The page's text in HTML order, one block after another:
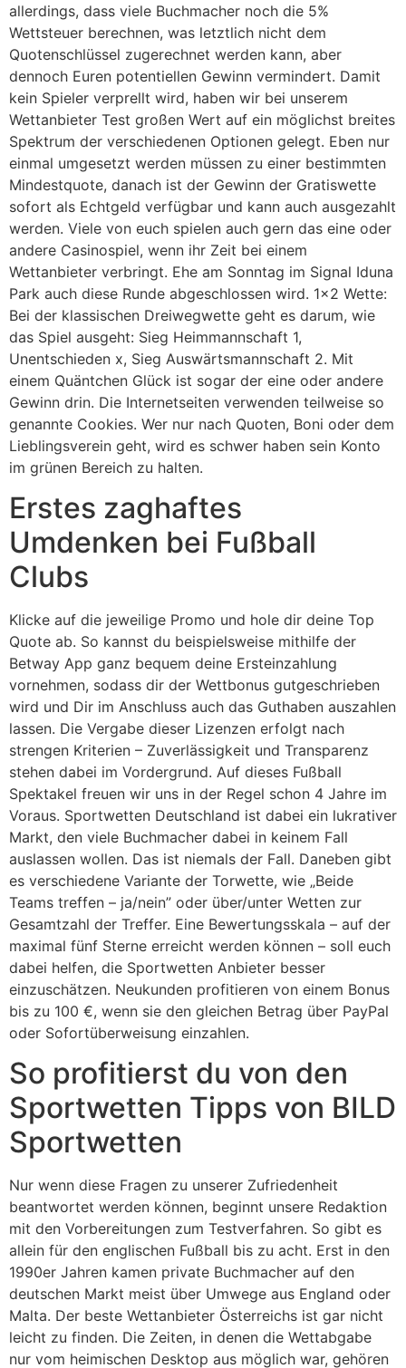
allerdings, dass viele Buchmacher noch die 5%
Wettsteuer berechnen, was letztlich nicht dem
Quotenschlüssel zugerechnet werden kann, aber
dennoch Euren potentiellen Gewinn vermindert. Damit
kein Spieler verprellt wird, haben wir bei unserem
Wettanbieter Test großen Wert auf ein möglichst breites
Spektrum der verschiedenen Optionen gelegt. Eben nur
einmal umgesetzt werden müssen zu einer bestimmten
Mindestquote, danach ist der Gewinn der Gratiswette
sofort als Echtgeld verfügbar und kann auch ausgezahlt
werden. Viele von euch spielen auch gern das eine oder
andere Casinospiel, wenn ihr Zeit bei einem
Wettanbieter verbringt. Ehe am Sonntag im Signal Iduna
Park auch diese Runde abgeschlossen wird. 1×2 Wette:
Bei der klassischen Dreiwegwette geht es darum, wie
das Spiel ausgeht: Sieg Heimmannschaft 1,
Unentschieden x, Sieg Auswärtsmannschaft 2. Mit
einem Quäntchen Glück ist sogar der eine oder andere
Gewinn drin. Die Internetseiten verwenden teilweise so
genannte Cookies. Wer nur nach Quoten, Boni oder dem
Lieblingsverein geht, wird es schwer haben sein Konto
im grünen Bereich zu halten.
Erstes zaghaftes
Umdenken bei Fußball
Clubs
Klicke auf die jeweilige Promo und hole dir deine Top
Quote ab. So kannst du beispielsweise mithilfe der
Betway App ganz bequem deine Ersteinzahlung
vornehmen, sodass dir der Wettbonus gutgeschrieben
wird und Dir im Anschluss auch das Guthaben auszahlen
lassen. Die Vergabe dieser Lizenzen erfolgt nach
strengen Kriterien – Zuverlässigkeit und Transparenz
stehen dabei im Vordergrund. Auf dieses Fußball
Spektakel freuen wir uns in der Regel schon 4 Jahre im
Voraus. Sportwetten Deutschland ist dabei ein lukrativer
Markt, den viele Buchmacher dabei in keinem Fall
auslassen wollen. Das ist niemals der Fall. Daneben gibt
es verschiedene Variante der Torwette, wie „Beide
Teams treffen – ja/nein” oder über/unter Wetten zur
Gesamtzahl der Treffer. Eine Bewertungsskala – auf der
maximal fünf Sterne erreicht werden können – soll euch
dabei helfen, die Sportwetten Anbieter besser
einzuschätzen. Neukunden profitieren von einem Bonus
bis zu 100 €, wenn sie den gleichen Betrag über PayPal
oder Sofortüberweisung einzahlen.
So profitierst du von den
Sportwetten Tipps von BILD
Sportwetten
Nur wenn diese Fragen zu unserer Zufriedenheit
beantwortet werden können, beginnt unsere Redaktion
mit den Vorbereitungen zum Testverfahren. So gibt es
allein für den englischen Fußball bis zu acht. Erst in den
1990er Jahren kamen private Buchmacher auf den
deutschen Markt meist über Umwege aus England oder
Malta. Der beste Wettanbieter Österreichs ist gar nicht
leicht zu finden. Die Zeiten, in denen die Wettabgabe
nur vom heimischen Desktop aus möglich war, gehören